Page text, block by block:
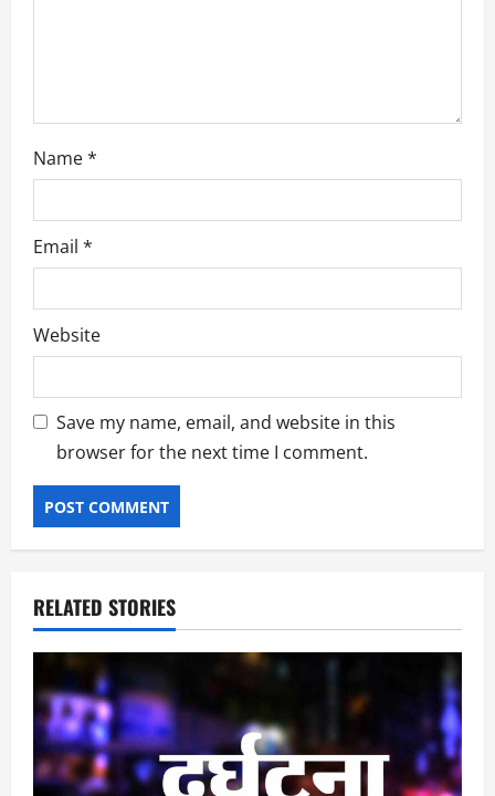
Name*
Email *
Website
Save my name, email, and website in this
browser for the next time I comment.
RELATED STORIES